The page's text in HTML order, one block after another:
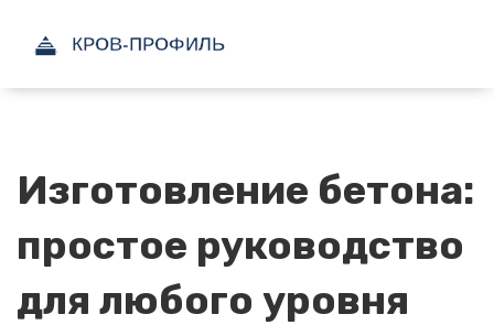
Изготовление бетона:
простое руководство
для любого уровня